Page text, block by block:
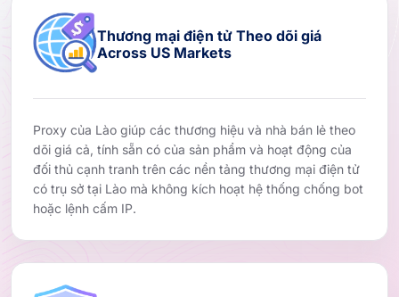
Thương mại điện tử Theo dõi giá
Across US Markets
Proxy của Lào giúp các thương hiệu và nhà bán lẻ theo
dõi giá cả, tính sẵn có của sản phẩm và hoạt động của
đối thủ cạnh tranh trên các nền tảng thương mại điện tử
có trụ sở tại Lào mà không kích hoạt hệ thống chống bot
hoặc lệnh cấm IP.